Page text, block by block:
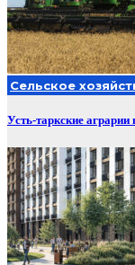
Сельское
Усть-таркские аграрии